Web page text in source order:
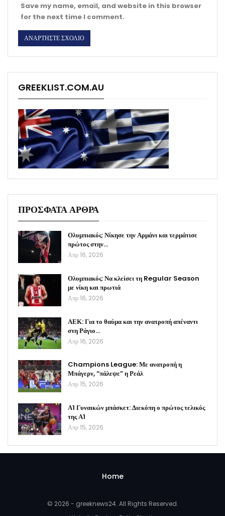
Save my name, email, and website in this browser
for the next time I comment.
GREEKLIST.COM.AU
ΠΡΟΣΦΑΤΑ ΑΡΘΡΑ
Ολυμπιακός: Νίκησε την Αρμάνι και τερμάτισε
πρώτος στην…
Απρ 16, 2026
Ολυμπιακός: Να κλείσει τη Regular Season
με νίκη και πρωτιά
Απρ 16, 2026
ΑΕΚ: Για το θαύμα και την ανατροπή απέναντι
στη Ράγιο…
Απρ 16, 2026
Champions League: Με ανατροπή η
Μπάγερν, “πάλεψε” η Ρεάλ
Απρ 15, 2026
Α1 Γυναικών μπάσκετ: Διεκόπη ο πρώτος τελικός
της Α1
Απρ 15, 2026
Home
© 2026 - greeknews24. All Rights Reserved.